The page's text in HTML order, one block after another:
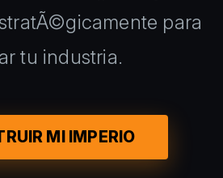
para
tu industria.
MI IMPERIO